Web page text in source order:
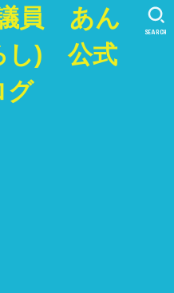
員 あん
し) 公式
グ
SEARCH